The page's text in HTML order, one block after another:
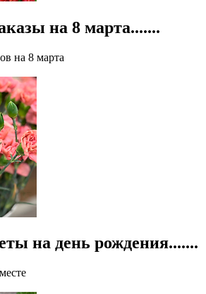
на 8 марта.......
на 8 марта
на день рождения.......